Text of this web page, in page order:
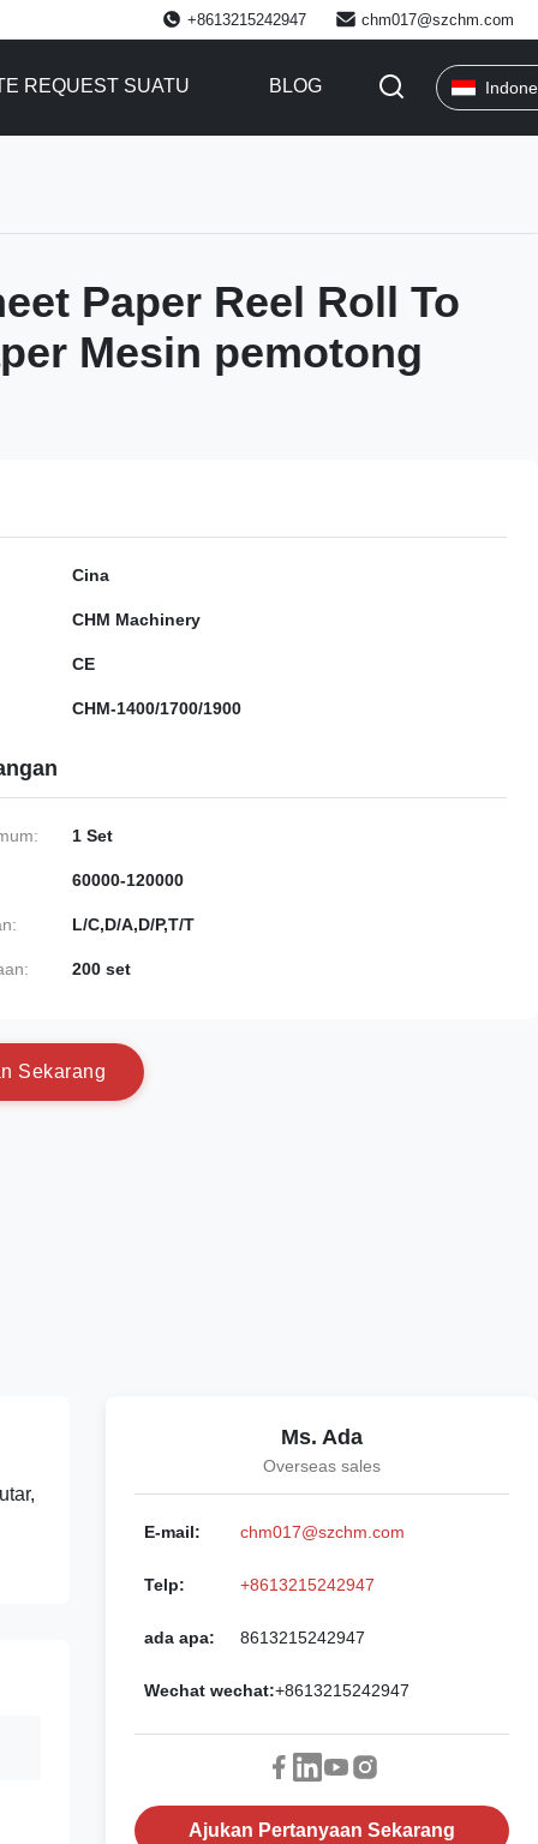
+8613215242947 chm017@szchm.com
REQUEST SUATU BLOG
Paper Reel Roll To
Mesin pemotong
Cina
CHM Machinery
CE
CHM-1400/1700/1900
1 Set
60000-120000
L/C,D/A,D/P,T/T
200 set
n Sekarang
Ms. Ada
Overseas sales
E-mail: chm017@szchm.com
Telp: +8613215242947
ada apa: 8613215242947
Wechat wechat:+8613215242947
Ajukan Pertanyaan Sekarang